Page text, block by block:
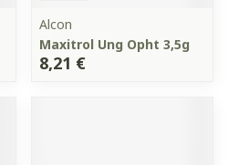
Alcon
Maxitrol Ung Opht 3,5g
8,21 €